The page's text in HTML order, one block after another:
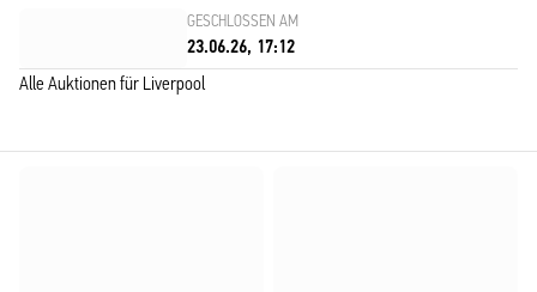
GESCHLOSSEN AM
23.06.26, 17:12
Alle Auktionen für Liverpool